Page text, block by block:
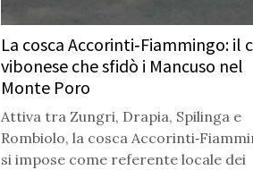
La cosca Accorinti‑Fiammingo: il
vibonese che sfidò i Mancuso nel
Monte Poro
Attiva tra Zungri, Drapia, Spilinga e
Rombiolo, la cosca
si impose come referente locale dei